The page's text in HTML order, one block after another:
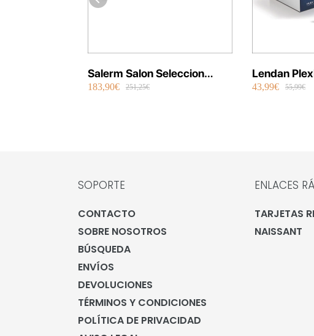
Salerm Salon Seleccion
Plancha Infrarrojos Therapy
183,90€ 251,25€
Lendan
Repair Shot
43,99€ 55,99€
SOPORTE
CONTACTO
SOBRE NOSOTROS
BÚSQUEDA
ENVÍOS
DEVOLUCIONES
TÉRMINOS Y CONDICIONES
POLÍTICA DE PRIVACIDAD
ENLACES
TARJETAS
NAISSANT